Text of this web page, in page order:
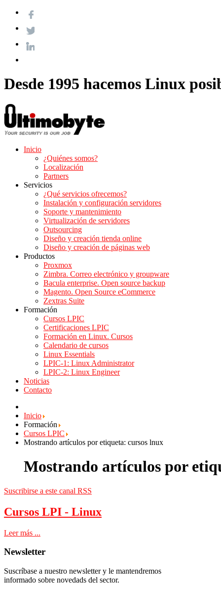
Desde 1995 hacemos Linux
Inicio
¿Quiénes somos?
Localización
Partners
Servicios
¿Qué servicios ofrecemos?
Instalación y configuración servidores
Soporte y mantenimiento
Virtualización de servidores
Outsourcing
Diseño y creación tienda online
Diseño y creación de páginas web
Productos
Proxmox
Zimbra. Correo electrónico y groupware
Bacula enterprise. Open source backup
Magento. Open Source eCommerce
Zextras Suite
Formación
Cursos LPIC
Certificaciones LPIC
Formación en Linux. Cursos
Calendario de cursos
Linux Essentials
LPIC-1: Linux Administrator
LPIC-2: Linux Engineer
Noticias
Contacto
Inicio
Formación
Cursos LPIC
Mostrando artículos por etiqueta: cursos lnux
Mostrando artículos por
Suscribirse a este canal RSS
Cursos LPI - Linux
Leer más ...
Newsletter
Suscríbase a nuestro newsletter y le mantendremos
informado sobre novedads del sector.